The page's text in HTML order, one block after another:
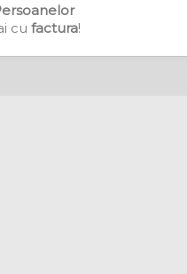
cu factura!